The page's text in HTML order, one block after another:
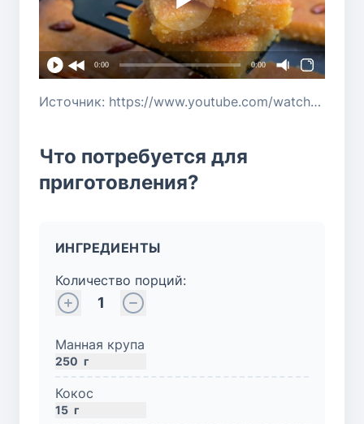
0:00 0:00
Источник: https://www.youtube.com/watch?v=DTh3gp3ye3E
Что потребуется для
приготовления?
ИНГРЕДИЕНТЫ
Количество порций:
1
Манная крупа
250 г
Кокос
15 г